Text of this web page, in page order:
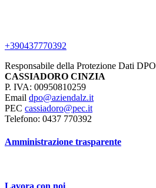
+390437770392
Responsabile della Protezione Dati DPO
CASSIADORO CINZIA
P. IVA: 00950810259
Email dpo@aziendalz.it
PEC cassiadoro@pec.it
Telefono: 0437 770392
Amministrazione trasparente
Lavora con noi